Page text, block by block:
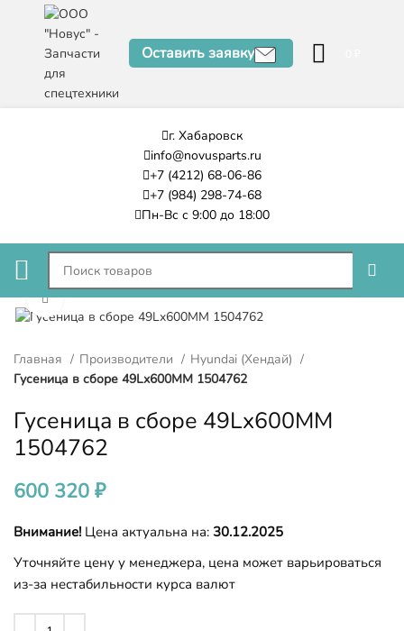
Оставить заявку
г. Хабаровск
info@novusparts.ru
+7 (4212) 68-06-86
+7 (984) 298-74-68
Пн-Вс с 9:00 до 18:00
Нажмите, чтобы увеличить
Главная Производители
Hyundai (Хендай)
Гусеница в сборе 49Lx600MM 1504762
Гусеница в сборе 49Lx600MM
1504762
600 320 ₽
Внимание! Цена актуальна на: 30.12.2025
Уточняйте цену у менеджера, цена может варьироваться
из-за нестабильности курса валют